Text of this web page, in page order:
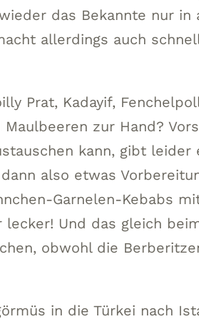
das Bekannte nur in
allerdings auch
Prat, Kadayif,
zur Hand?
kann, gibt leider
also etwas
Garnelen-Kebabs
lecker! Und das gleich
obwohl die
in die Türkei nach